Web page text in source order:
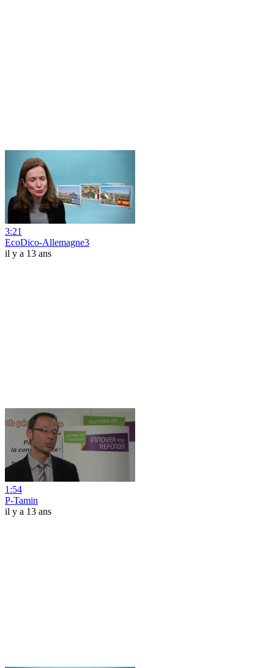
3:21
EcoDico-Allemagne3
il y a 13 ans
1:54
P-Tamin
il y a 13 ans